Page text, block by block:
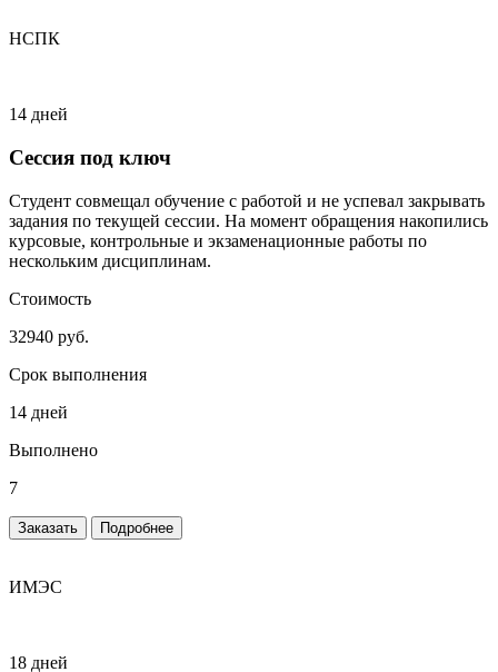
НСПК
14 дней
Сессия под ключ
Студент совмещал обучение с работой и не успевал закрывать
задания по текущей сессии. На момент обращения накопились
курсовые, контрольные и экзаменационные работы по
нескольким дисциплинам.
Стоимость
32940 руб.
Срок выполнения
14 дней
Выполнено
7
Заказать Подробнее
ИМЭС
18 дней